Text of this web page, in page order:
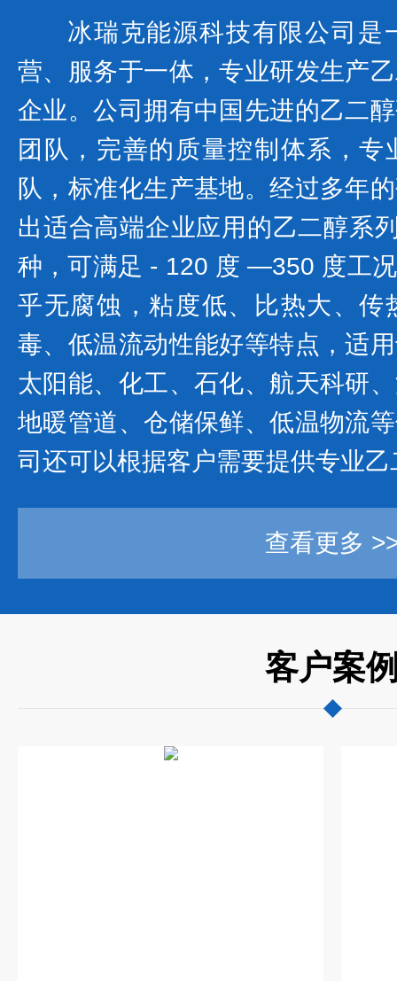
冰瑞克能源科技有限公司是
营、服务于一体，专业研发生产
企业。公司拥有中国先进的乙二
团队，完善的质量控制体系，
队，标准化生产基地。经过多年
出适合高端企业应用的乙二醇系
种，可满足 - 120 度 —350 度工
乎无腐蚀，粘度低、比热大、传
毒、低温流动性能好等特点，适
太阳能、化工、石化、航天科研
地暖管道、仓储保鲜、低温物流
司还可以根据客户需要提供专业
查看更多
客户案